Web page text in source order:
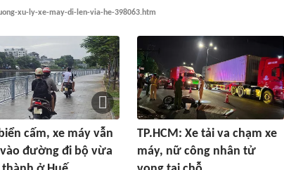
xu-ly-xe-may-di-len-via-he-398063.htm
cấm, xe máy vẫn
đường đi bộ vừa
TP.HCM: Xe tải va chạm xe
máy, nữ công nhân tử